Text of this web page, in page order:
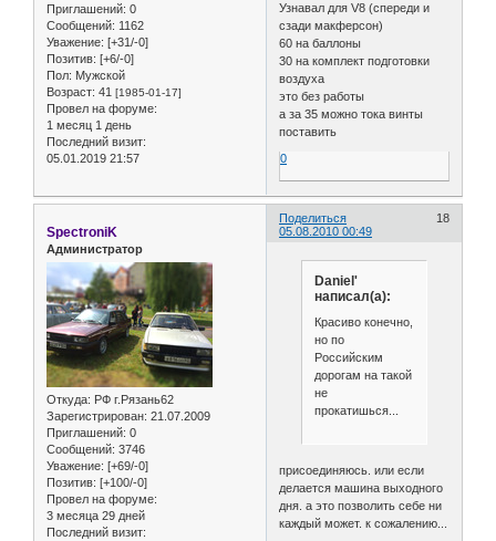
Приглашений: 0
Сообщений: 1162
Уважение: [+31/-0]
Позитив: [+6/-0]
Пол: Мужской
Возраст: 41 [1985-01-17]
Провел на форуме:
1 месяц 1 день
Последний визит:
05.01.2019 21:57
Узнавал для V8 (спереди и
сзади макферсон)
60 на баллоны
30 на комплект подготовки
воздуха
это без работы
а за 35 можно тока винты
поставить
0
Поделиться
18
05.08.2010 00:49
SpectroniK
Администратор
Откуда: РФ г.Рязань62
Зарегистрирован: 21.07.2009
Приглашений: 0
Сообщений: 3746
Уважение: [+69/-0]
Позитив: [+100/-0]
Провел на форуме:
3 месяца 29 дней
Последний визит:
Daniel'
написал(а):
Красиво конечно,
но по
Российским
дорогам на такой
не
прокатишься...
присоединяюсь. или если
делается машина выходного
дня. а это позволить себе ни
каждый может. к сожалению...